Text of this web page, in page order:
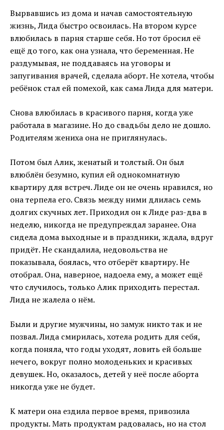
Вырвавшись из дома и начав самостоятельную
жизнь, Лида быстро освоилась. На втором курсе
влюбилась в парня старше себя. Но тот бросил её
ещё до того, как она узнала, что беременная. Не
раздумывая, не поддаваясь на уговоры и
запугивания врачей, сделала аборт. Не хотела, чтобы
ребёнок стал ей помехой, как сама Лида для матери.
Снова влюбилась в красивого парня, когда уже
работала в магазине. Но до свадьбы дело не дошло.
Родителям жениха она не приглянулась.
Потом был Алик, женатый и толстый. Он был
влюблён безумно, купил ей однокомнатную
квартиру для встреч. Лиде он не очень нравился, но
она терпела его. Связь между ними длилась семь
долгих скучных лет. Приходил он к Лиде раз-два в
неделю, никогда не предупреждал заранее. Она
сидела дома выходные и в праздники, ждала, вдруг
придёт. Не скандалила, недовольства не
показывала, боялась, что отберёт квартиру. Не
отобрал. Она, наверное, надоела ему, а может ещё
что случилось, только Алик приходить перестал.
Лида не жалела о нём.
Были и другие мужчины, но замуж никто так и не
позвал. Лида смирилась, хотела родить для себя,
когда поняла, что годы уходят, ловить ей больше
нечего, вокруг полно молоденьких и красивых
девушек. Но, оказалось, детей у неё после аборта
никогда уже не будет.
К матери она ездила первое время, привозила
продукты. Мать продуктам радовалась, но на стол